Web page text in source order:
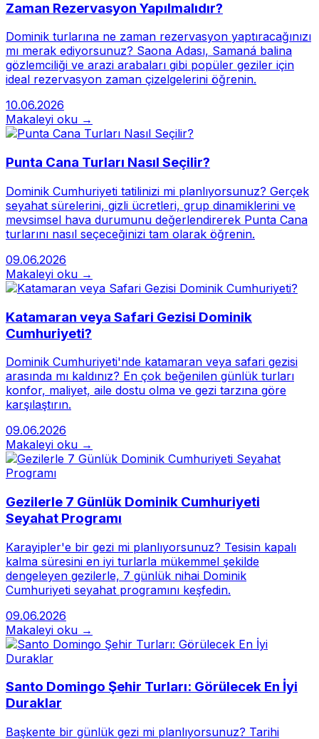
Zaman Rezervasyon Yapılmalıdır?
Dominik turlarına ne zaman rezervasyon yaptıracağınızı
mı merak ediyorsunuz? Saona Adası, Samaná balina
gözlemciliği ve arazi arabaları gibi popüler geziler için
ideal rezervasyon zaman çizelgelerini öğrenin.
10.06.2026
Makaleyi oku →
Punta Cana Turları Nasıl Seçilir?
Dominik Cumhuriyeti tatilinizi mi planlıyorsunuz? Gerçek
seyahat sürelerini, gizli ücretleri, grup dinamiklerini ve
mevsimsel hava durumunu değerlendirerek Punta Cana
turlarını nasıl seçeceğinizi tam olarak öğrenin.
09.06.2026
Makaleyi oku →
Katamaran veya Safari Gezisi Dominik
Cumhuriyeti?
Dominik Cumhuriyeti'nde katamaran veya safari gezisi
arasında mı kaldınız? En çok beğenilen günlük turları
konfor, maliyet, aile dostu olma ve gezi tarzına göre
karşılaştırın.
09.06.2026
Makaleyi oku →
Gezilerle 7 Günlük Dominik Cumhuriyeti
Seyahat Programı
Karayipler'e bir gezi mi planlıyorsunuz? Tesisin kapalı
kalma süresini en iyi turlarla mükemmel şekilde
dengeleyen gezilerle, 7 günlük nihai Dominik
Cumhuriyeti seyahat programını keşfedin.
09.06.2026
Makaleyi oku →
Santo Domingo Şehir Turları: Görülecek En İyi
Duraklar
Başkente bir günlük gezi mi planlıyorsunuz? Tarihi